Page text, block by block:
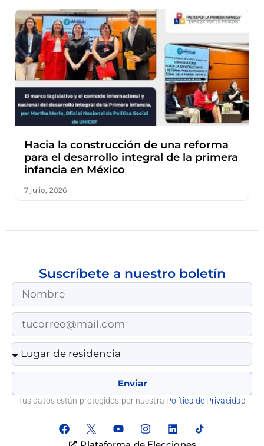
Hacia la construcción de una reforma
para el desarrollo integral de la primera
infancia en México
7 julio, 2026
Enviar
Suscríbete a nuestro boletín
Tus datos están protegidos por nuestra Política de Privacidad